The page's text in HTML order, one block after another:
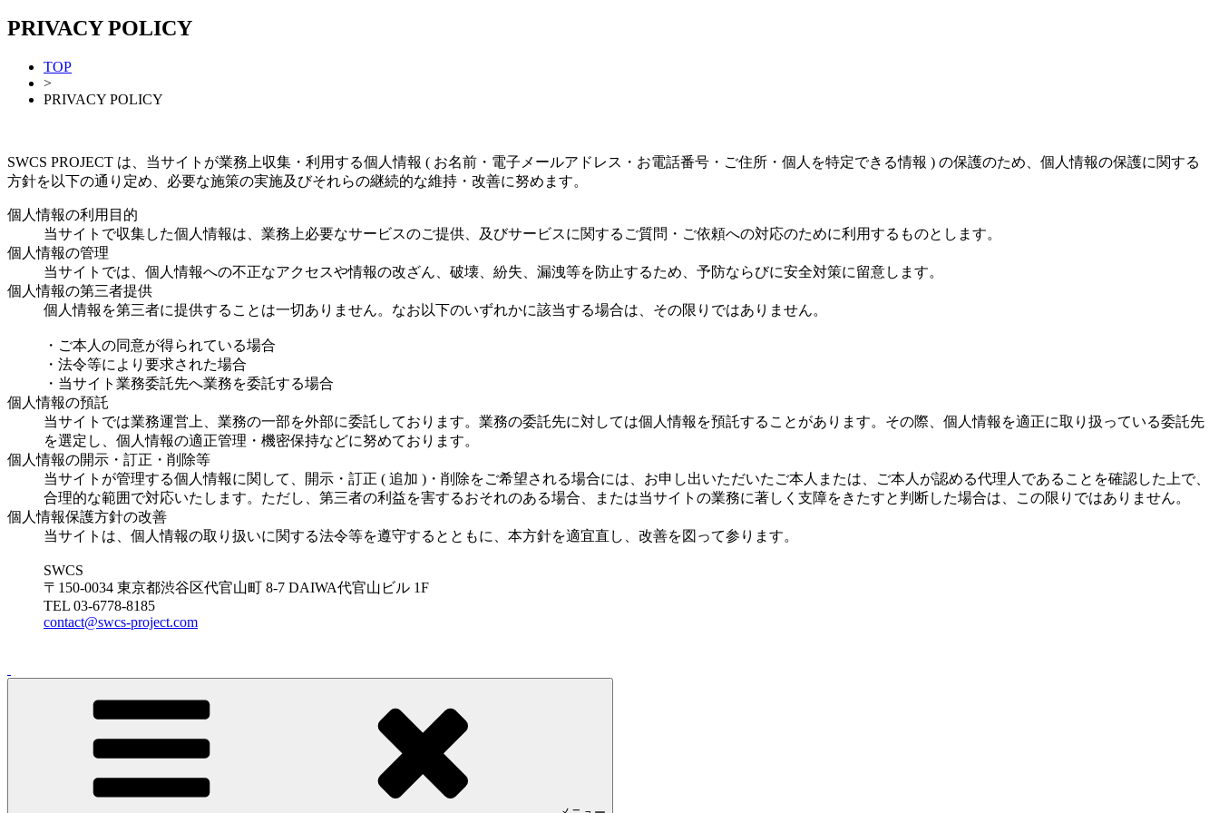
PRIVACY POLICY
TOP
>
PRIVACY POLICY
SWCS PROJECT は、当サイトが業務上収集・利用する個人情報 ( お名前・電子メールアドレス・お電話番号・ご住所・個人を特定できる情報 ) の保護のため、個人情報の保護に関する
方針を以下の通り定め、必要な施策の実施及びそれらの継続的な維持・改善に努めます。
個人情報の利用目的
当サイトで収集した個人情報は、業務上必要なサービスのご提供、及びサービスに関するご質問・ご依頼への対応のために利用するものとします。
個人情報の管理
当サイトでは、個人情報への不正なアクセスや情報の改ざん、破壊、紛失、漏洩等を防止するため、予防ならびに安全対策に留意します。
個人情報の第三者提供
個人情報を第三者に提供することは一切ありません。なお以下のいずれかに該当する場合は、その限りではありません。
・ご本人の同意が得られている場合
・法令等により要求された場合
・当サイト業務委託先へ業務を委託する場合
個人情報の預託
当サイトでは業務運営上、業務の一部を外部に委託しております。業務の委託先に対しては個人情報を預託することがあります。その際、個人情報を適正に取り扱っている委託先
を選定し、個人情報の適正管理・機密保持などに努めております。
個人情報の開示・訂正・削除等
当サイトが管理する個人情報に関して、開示・訂正 ( 追加 )・削除をご希望される場合には、お申し出いただいたご本人または、ご本人が認める代理人であることを確認した上で、
合理的な範囲で対応いたします。ただし、第三者の利益を害するおそれのある場合、または当サイトの業務に著しく支障をきたすと判断した場合は、この限りではありません。
個人情報保護方針の改善
当サイトは、個人情報の取り扱いに関する法令等を遵守するとともに、本方針を適宜直し、改善を図って参ります。
SWCS
〒150-0034 東京都渋谷区代官山町 8-7 DAIWA代官山ビル 1F
TEL 03-6778-8185
contact@swcs-project.com